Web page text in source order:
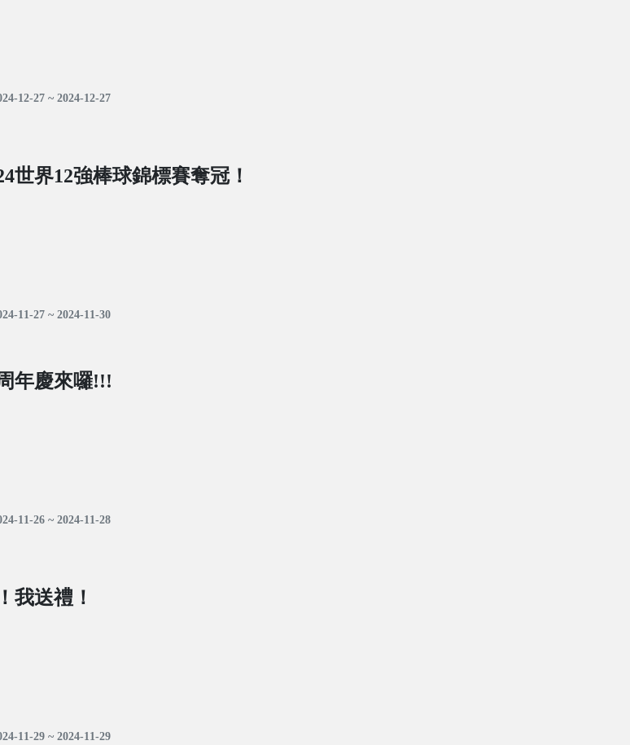
12-27 ~ 2024-12-27
世界12強棒球錦標賽奪冠！
11-27 ~ 2024-11-30
年慶來囉!!!
11-26 ~ 2024-11-28
我送禮！
11-29 ~ 2024-11-29